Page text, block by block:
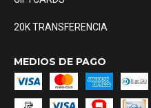
20K TRANSFERENCIA
MEDIOS DE PAGO